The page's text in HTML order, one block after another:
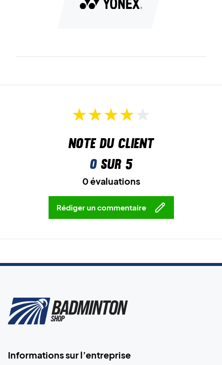
Note du client
0sur 5
0 évaluations
Rédiger un commentaire
Informations sur l’entreprise